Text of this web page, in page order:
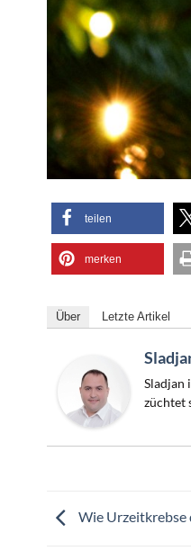
teilen
merken
Über Letzte Artikel
Sladjan
züchtet
Wie Urzeitkrebse